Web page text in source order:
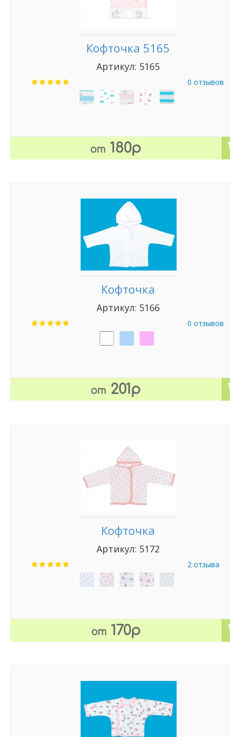
Кофточка 5165
Артикул: 5165
0 отзывов
от 180р
Кофточка
Артикул: 5166
0 отзывов
от 201р
Кофточка
Артикул: 5172
2 отзыва
от 170р